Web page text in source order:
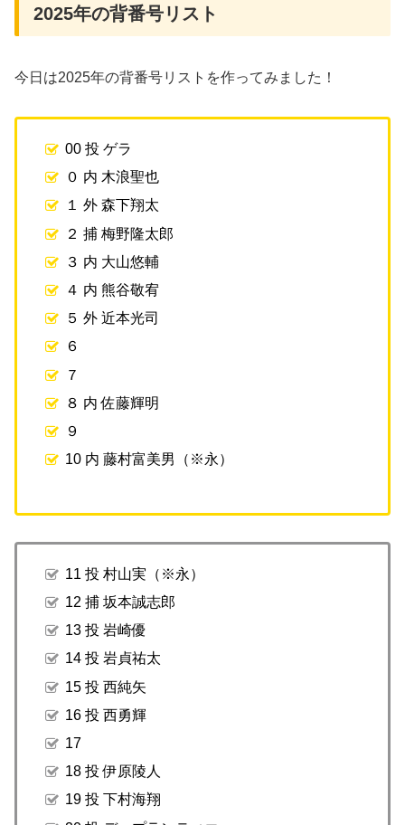
2025年の背番号リスト
今日は2025年の背番号リストを作ってみました！
00 投 ゲラ
０ 内 木浪聖也
１ 外 森下翔太
２ 捕 梅野隆太郎
３ 内 大山悠輔
４ 内 熊谷敬宥
５ 外 近本光司
６
７
８ 内 佐藤輝明
９
10 内 藤村富美男（※永）
11 投 村山実（※永）
12 捕 坂本誠志郎
13 投 岩崎優
14 投 岩貞祐太
15 投 西純矢
16 投 西勇輝
17
18 投 伊原陵人
19 投 下村海翔